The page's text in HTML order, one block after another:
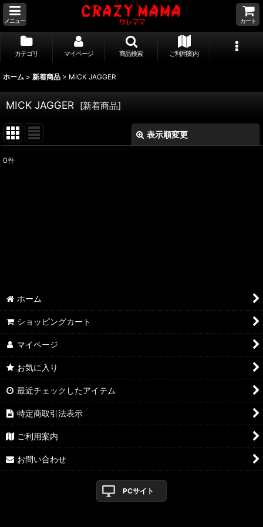
メニュー カート
カテゴリ マイページ 商品検索 ご利用案内
ホーム > 新着商品 > MICK JAGGER
MICK JAGGER [新着商品]
表示順変更
0件
ホーム
ショッピングカート
マイページ
お気に入り
最近チェックしたアイテム
特定商取引法表示
ご利用案内
お問い合わせ
PCサイト